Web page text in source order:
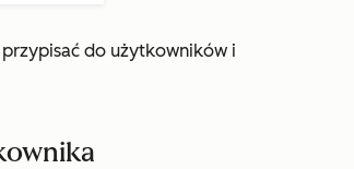
do użytkowników i